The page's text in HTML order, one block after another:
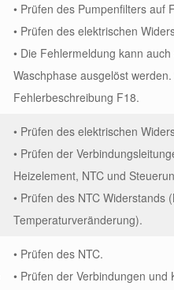
• Prüfen des Pumpenfilters auf
• Prüfen des elektrischen
• Die Fehlermeldung kann
Waschphase ausgelöst
Fehlerbeschreibung F18.
• Prüfen des elektrischen
• Prüfen der
Heizelement, NTC und
• Prüfen des NTC Widerstands
Temperaturveränderung).
• Prüfen des NTC.
• Prüfen der Verbindungen und